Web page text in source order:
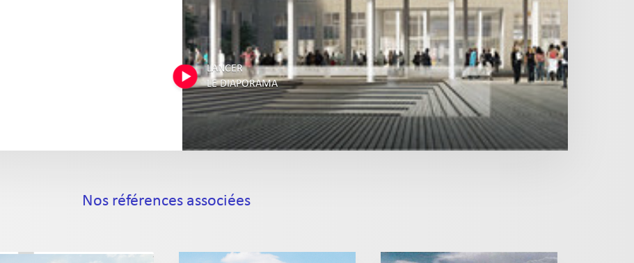
LANCER
LE DIAPORAMA
Nos références associées